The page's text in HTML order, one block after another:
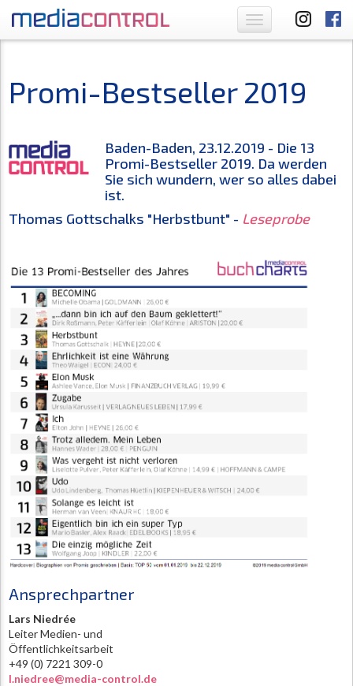
Toggle
navigation
Promi-Bestseller 2019
Baden-Baden, 23.12.2019 - Die 13
Promi-Bestseller 2019. Da werden
Sie sich wundern, wer so alles dabei
ist.
Thomas Gottschalks "Herbstbunt" - Leseprobe
Ansprechpartner
Lars Niedrée
Leiter Medien- und
Öffentlichkeitsarbeit
+49 (0) 7221 309-0
l.niedree@media-control.de